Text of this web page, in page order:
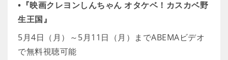
•『映画クレヨンしんちゃん オタケベ！カスカベ野
生王国』
5月4日（月）～5月11日（月）までABEMAビデオ
で無料視聴可能